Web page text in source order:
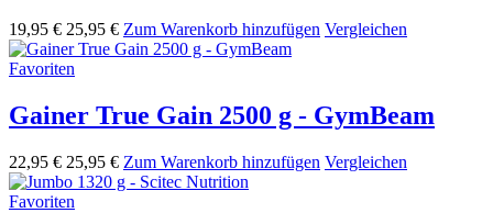
19,95 € 25,95 € Zum Warenkorb hinzufügen Vergleichen
Favoriten
Gainer True Gain 2500 g - GymBeam
22,95 € 25,95 € Zum Warenkorb hinzufügen Vergleichen
Favoriten